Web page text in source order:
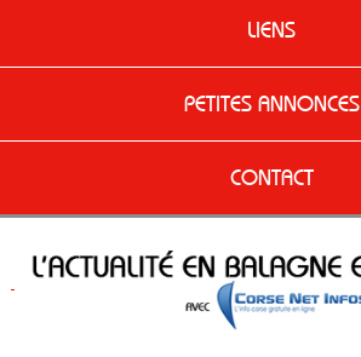
LIENS
PETITES ANNONCES
CONTACT